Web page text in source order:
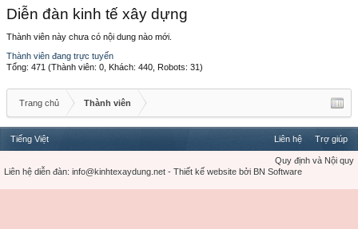
Diễn đàn kinh tế xây dựng
Thành viên này chưa có nội dung nào mới.
Thành viên đang trực tuyến
Tổng: 471 (Thành viên: 0, Khách: 440, Robots: 31)
Trang chủ Thành viên
Tiếng Việt Liên hệ Trợ giúp
Quy định và Nội quy
Liên hệ diễn đàn: info@kinhtexaydung.net - Thiết kế website bởi BN Software